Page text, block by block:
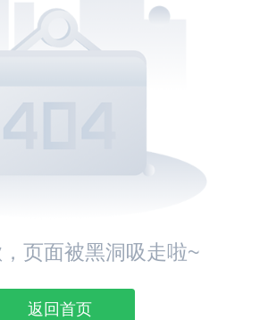
页面被黑洞吸走啦~
返回首页